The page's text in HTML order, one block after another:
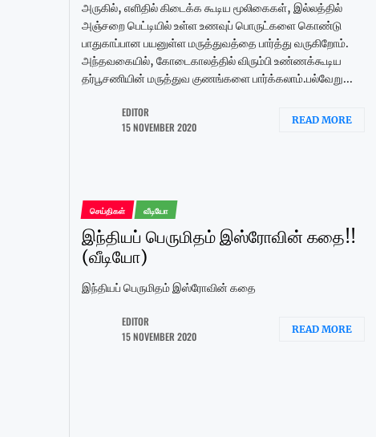
அருகில், எளிதில் கிடைக்க கூடிய மூலிகைகள், இல்லத்தில்
அஞ்சறை பெட்டியில் உள்ள உணவுப் பொருட்களை கொண்டு
பாதுகாப்பான பயனுள்ள மருத்துவத்தை பார்த்து வருகிறோம்.
அந்தவகையில், கோடைகாலத்தில் விரும்பி உண்ணக்கூடிய
தர்பூசணியின் மருத்துவ குணங்களை பார்க்கலாம்.பல்வேறு...
EDITOR
15 NOVEMBER 2020
READ MORE
செய்திகள் வீடியோ
இந்தியப் பெருமிதம் இஸ்ரோவின் கதை!!
(வீடியோ)
இந்தியப் பெருமிதம் இஸ்ரோவின் கதை
EDITOR
15 NOVEMBER 2020
READ MORE